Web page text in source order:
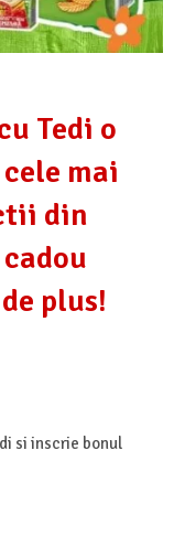
Tedi o
mai
din
plus!
si inscrie bonul